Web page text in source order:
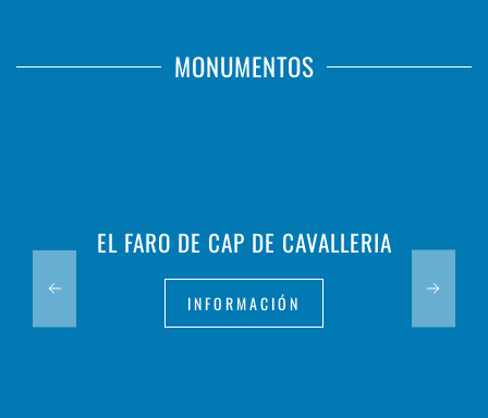
MONUMENTOS
EL FARO DE CAP DE CAVALLERIA
INFORMACIÓN